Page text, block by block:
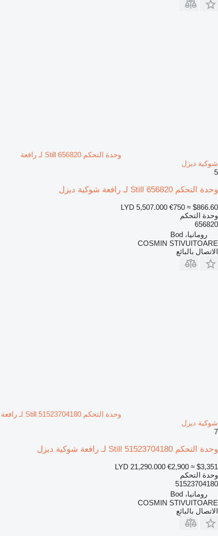
وحدة التحكم Still 656820 لـ رافعة
شوكية ديزل
5
وحدة التحكم Still 656820 لـ رافعة شوكية ديزل
LYD 5,507.000 €750 ≈ $866.60
وحدة التحكم
656820
رومانيا، Bod
COSMIN STIVUITOARE
الاتصال بالبائع
وحدة التحكم Still 51523704180 لـ رافعة
شوكية ديزل
7
وحدة التحكم Still 51523704180 لـ رافعة شوكية ديزل
LYD 21,290.000 €2,900 ≈ $3,351
وحدة التحكم
51523704180
رومانيا، Bod
COSMIN STIVUITOARE
الاتصال بالبائع